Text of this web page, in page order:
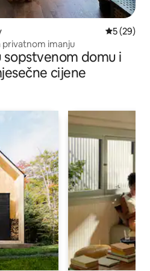
prosječna
5 (29)
privatnom imanju
sopstvenom domu i
cijene